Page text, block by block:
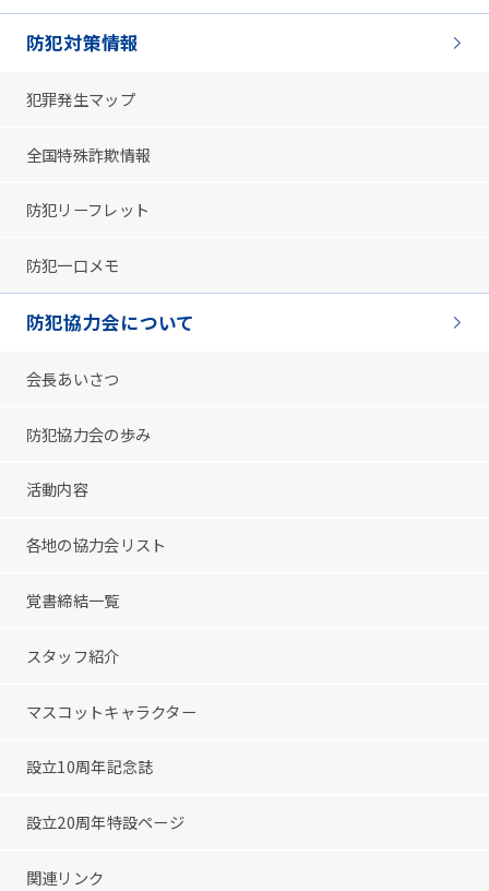
防犯対策情報
犯罪発生マップ
全国特殊詐欺情報
防犯リーフレット
防犯一口メモ
防犯協力会について
会長あいさつ
防犯協力会の歩み
活動内容
各地の協力会リスト
覚書締結一覧
スタッフ紹介
マスコットキャラクター
設立10周年記念誌
設立20周年特設ページ
関連リンク